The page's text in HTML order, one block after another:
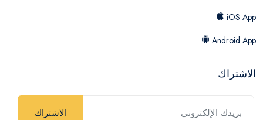
iOS App
Android App
الاشتراك
الاشتراك